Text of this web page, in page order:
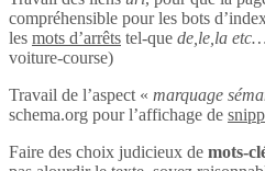
compréhensible pour les bots
les mots d’arrêts tel-que de,le,la
voiture-course)
Travail de l’aspect « marquage
schema.org pour l’affichage de
Faire des choix judicieux de mots-